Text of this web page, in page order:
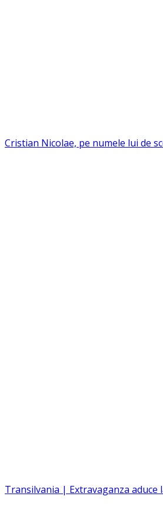
Cristian Nicolae, pe numele lui de
Transilvania | Extravaganza aduce